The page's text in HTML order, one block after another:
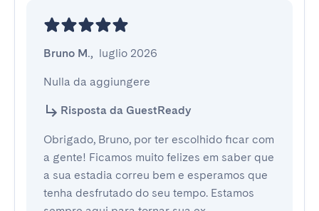
Bruno M., luglio 2026
Nulla da aggiungere
Risposta da GuestReady
Obrigado, Bruno, por ter escolhido ficar com
a gente! Ficamos muito felizes em saber que
a sua estadia correu bem e esperamos que
tenha desfrutado do seu tempo. Estamos